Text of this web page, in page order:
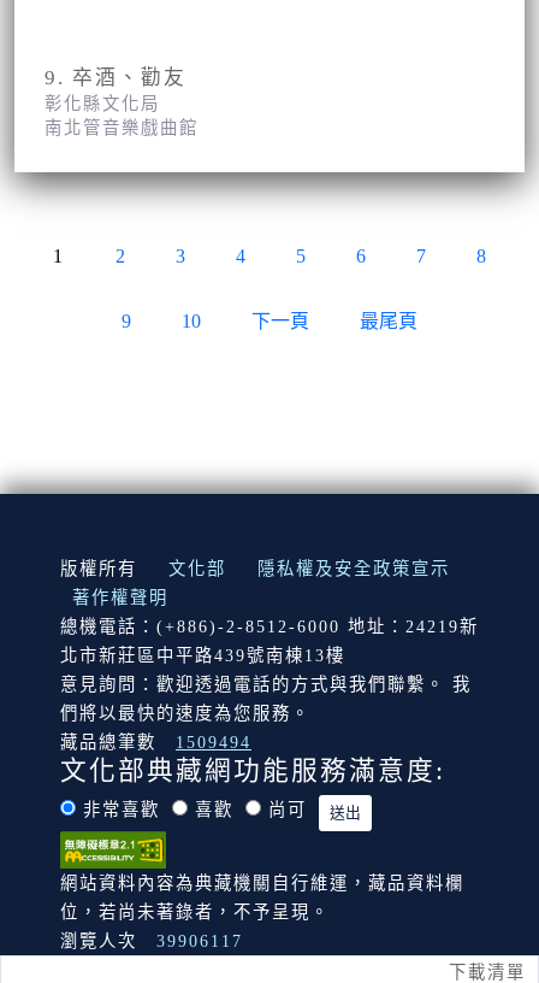
下載清單
9. 卒酒、勸友
彰化縣文化局
南北管音樂戲曲館
1 2 3 4 5 6 7 8
9 10 下一頁 最尾頁
:::
版權所有 文化部
隱私權及安全政策宣示
著作權聲明
總機電話：(+886)-2-8512-6000 地址：24219新
北市新莊區中平路439號南棟13樓
意見詢問：歡迎透過電話的方式與我們聯繫。 我
們將以最快的速度為您服務。
藏品總筆數
1509494
文化部典藏網功能服務滿意度:
非常喜歡 喜歡 尚可
網站資料內容為典藏機關自行維運，藏品資料欄
位，若尚未著錄者，不予呈現。
瀏覽人次
39906117